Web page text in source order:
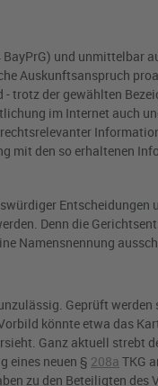
) und unmittelbar
Auskunftsanspruch
trotz der gewählten
im Internet auch
mit den so erhaltenen
Entscheidungen
Denn die
Namensnennung
Geprüft werden
könnte etwa das
Ganz aktuell strebt
eines neuen § 208a TKG
zu den Beteiligten des